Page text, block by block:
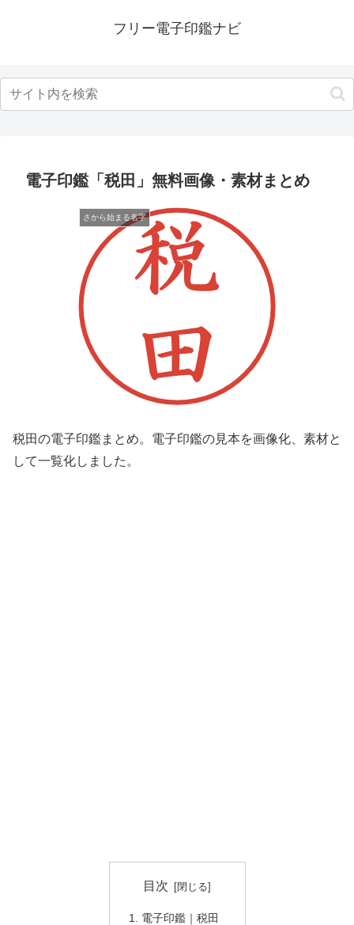
フリー電子印鑑ナビ
電子印鑑「税田」無料画像・素材まとめ
さから始まる名字
税田の電子印鑑まとめ。電子印鑑の見本を画像化、素材と
して一覧化しました。
目次
電子印鑑｜税田